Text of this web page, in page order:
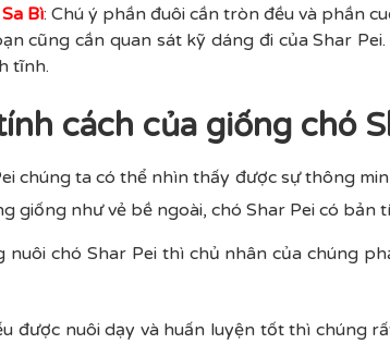
Bì: Chú ý phần đuôi cần tròn đều và phần
cũng cần quan sát kỹ dáng đi của Shar
tĩnh.
cách của giống chó
chúng ta có thể nhìn thấy được sự thông
giống như vẻ bề ngoài, chó Shar Pei có bản
nuôi chó Shar Pei thì chủ nhân của chúng
được nuôi dạy và huấn luyện tốt thì chúng